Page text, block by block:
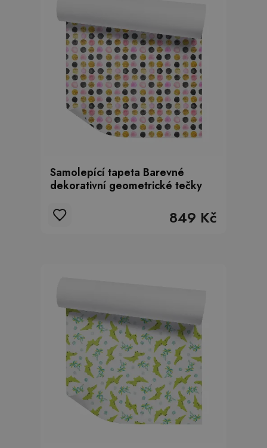
Samolepící tapeta Barevné
dekorativní geometrické tečky
849 Kč